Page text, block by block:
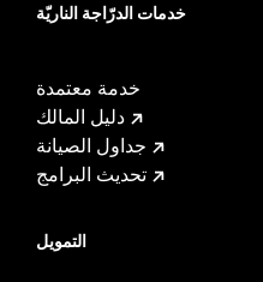
خدمات الدرّاجة الناريّة
خدمة معتمدة
دليل المالك
جداول الصيانة
تحديث البرامج
التمويل